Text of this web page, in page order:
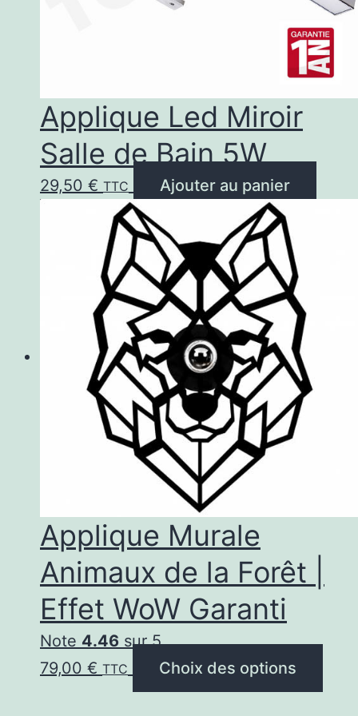
Applique Led Miroir
Salle de Bain 5W
29,50 € TTC Ajouter au panier
Applique Murale
Animaux de la Forêt |
Effet WoW Garanti
Note 4.46 sur 5
79,00 € TTC Choix des options